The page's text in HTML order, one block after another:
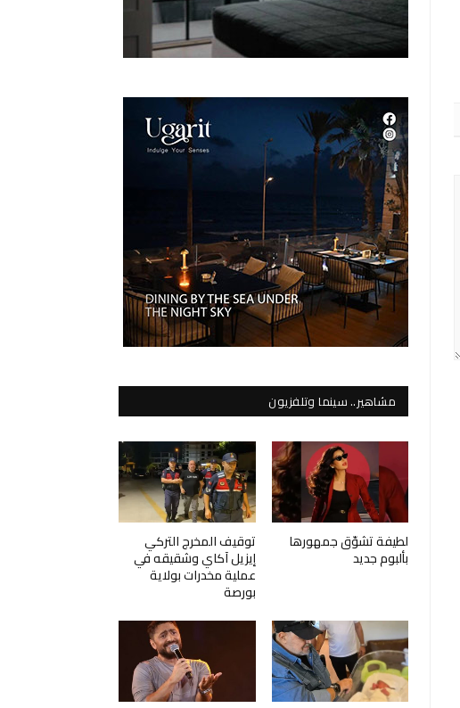
مشاهير.. سينما وتلفزيون
لطيفة تشوّق جمهورها
بألبوم جديد
توقيف المخرج التركي
إيزيل آكاي وشقيقه في
عملية مخدرات بولاية
بورصة